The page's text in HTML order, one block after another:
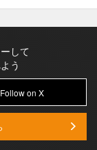
して
う
Follow on X